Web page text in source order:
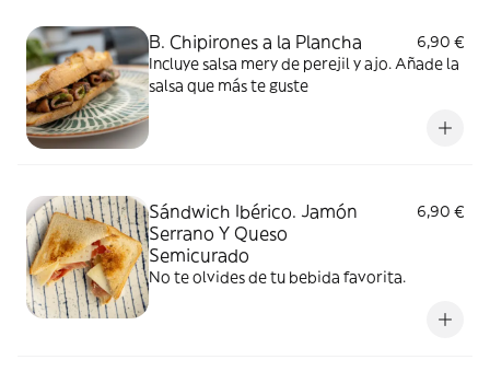
B. Chipirones a la Plancha
6,90 €
Incluye salsa mery de perejil y ajo. Añade la
salsa que más te guste
Sándwich Ibérico. Jamón
Serrano Y Queso
Semicurado
6,90 €
No te olvides de tu bebida favorita.